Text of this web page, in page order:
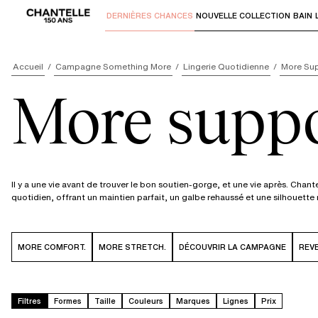
Utilisez "Flèche bas" ou "Entrer" pour
DERNIÈRES CHANCES NOUVELLE COLLECTION BAIN
Accueil Campagne Something More Lingerie Quotidienne More
More
Il y a une vie avant de trouver le bon soutien-gorge, et une vie après.
quotidien, offrant un maintien parfait, un galbe rehaussé et une
MORE COMFORT. MORE STRETCH. DÉCOUVRIR LA CAMPAGNE
Filtres Formes Taille Couleurs Marques Lignes Prix
Beige doré
01001106K Beige doré
010